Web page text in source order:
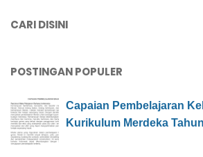
CARI DISINI
POSTINGAN POPULER
Capaian Pembelajaran
Kurikulum Merdeka